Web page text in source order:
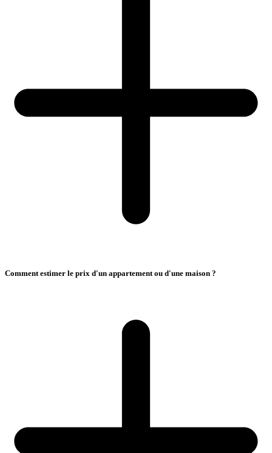
Comment estimer le prix d'un appartement ou d'une maison ?